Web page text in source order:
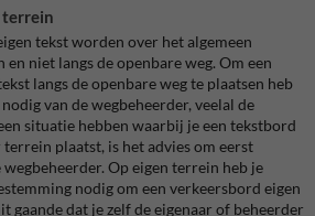
terrein
tekst worden over het algemeen
niet langs de openbare weg. Om een
langs de openbare weg te plaatsen heb
van de wegbeheerder, veelal de
situatie hebben waarbij je een tekstbord
plaatst, is het advies om eerst
Op eigen terrein heb je
nodig om een verkeersbord eigen
gaande dat je zelf de eigenaar of beheerder